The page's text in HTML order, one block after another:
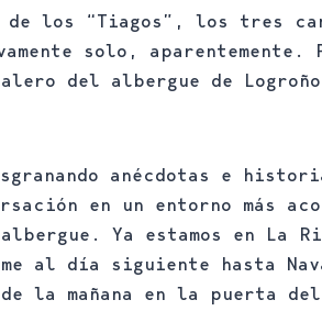
los “Tiagos”, los tres
solo, aparentemente.
del albergue de
anécdotas e
en un entorno más
Ya estamos en La
al día siguiente hasta
la mañana en la puerta